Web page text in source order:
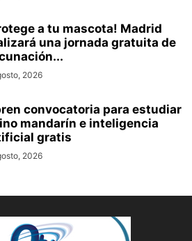
a tu mascota! Madrid
una jornada gratuita de
2026
convocatoria para estudiar
mandarín e inteligencia
gratis
2026